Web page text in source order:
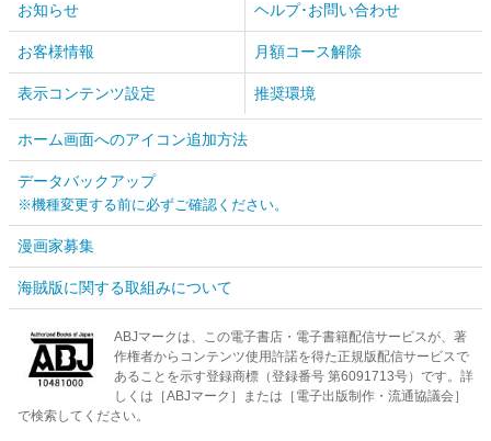
お知らせ ヘルプ･お問い合わせ
お客様情報 月額コース解除
表示コンテンツ設定 推奨環境
ホーム画面へのアイコン追加方法
データバックアップ
※機種変更する前に必ずご確認ください。
漫画家募集
海賊版に関する取組みについて
ABJマークは、この電子書店・電子書籍配信サービスが、著
作権者からコンテンツ使用許諾を得た正規版配信サービスで
あることを示す登録商標（登録番号 第6091713号）です。詳
しくは［ABJマーク］または［電子出版制作・流通協議会］
で検索してください。